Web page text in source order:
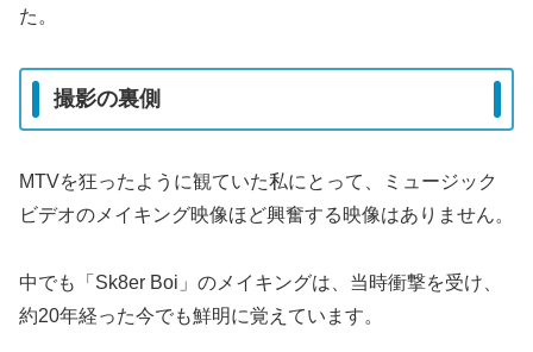
た。
撮影の裏側
MTVを狂ったように観ていた私にとって、ミュージック
ビデオのメイキング映像ほど興奮する映像はありません。
中でも「Sk8er Boi」のメイキングは、当時衝撃を受け、
約20年経った今でも鮮明に覚えています。